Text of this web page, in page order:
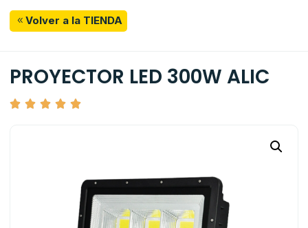
Volver a la TIENDA
PROYECTOR LED 300W ALIC